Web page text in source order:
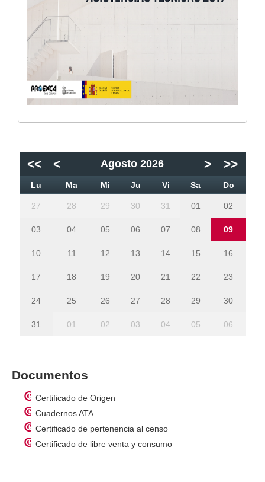
<< < Agosto 2026 > >>
Lu Ma Mi Ju Vi Sa Do
27 28 29 30 31 01 02
03 04 05 06 07 08 09
10 11 12 13 14 15 16
17 18 19 20 21 22 23
24 25 26 27 28 29 30
31 01 02 03 04 05 06
Documentos
Certificado de Origen
Cuadernos ATA
Certificado de pertenencia al censo
Certificado de libre venta y consumo